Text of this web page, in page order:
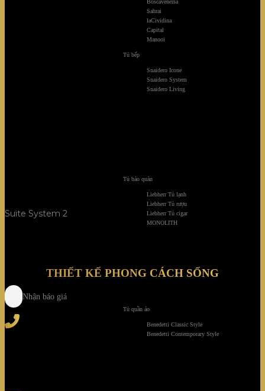
Boscavenezia
Sahrai
laCividina
Capital
Manooi
Tủ bếp
Snaidero Icone
Snaidero System
Snaidero Living
Tủ bảo quản
Liebherr Tủ lạnh
Liebherr Tủ rượu
Liebherr Tủ cigar
MONOLITH
Tủ quần áo
Benedetti Classic Style
Benedetti Contemporary Style
Suite System 2
THIẾT KẾ PHONG CÁCH SỐNG
Nhận báo giá